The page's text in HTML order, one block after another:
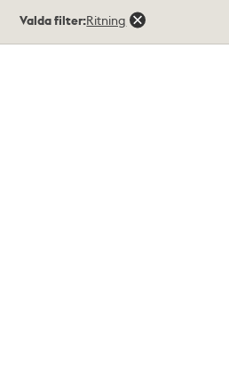
träffar
Valda filter:Ritning